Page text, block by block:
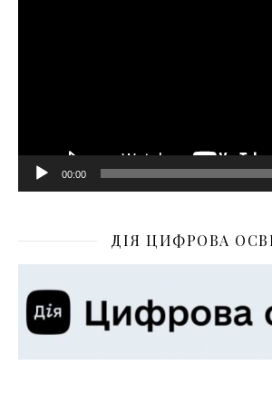
00:00
ДІЯ ЦИФРОВА